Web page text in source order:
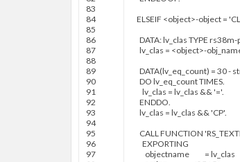
83
84
85
86
87
88
89
90
91
92
93
94
95
96
97
ELSEIF <object>-object =
DATA:lv clas TYPE rs38m-
lv clas = <object>-obj
DATA(lv eq count) = 30-
DO lv eq countTIMES.
lv clas = lv clas &&'='.
ENDDO.
lv clas = lv clas &&'CP'.
CALL FUNCTION
EXPORTING
objectname
= lv clas